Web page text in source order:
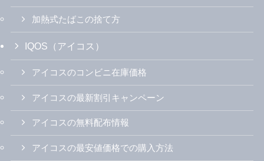
加熱式たばこの捨て方
IQOS（アイコス）
アイコスのコンビニ在庫価格
アイコスの最新割引キャンペーン
アイコスの無料配布情報
アイコスの最安値価格での購入方法